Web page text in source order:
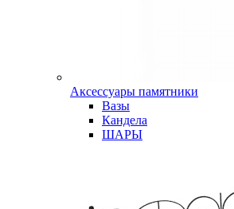
Аксессуары памятники
Вазы
Кандела
ШАРЫ